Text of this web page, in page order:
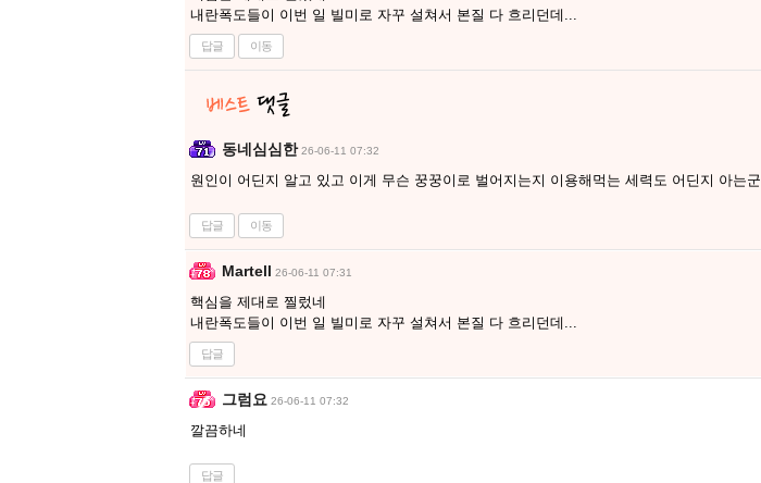
내란폭도들이 이번 일 빌미로 자꾸 설쳐서 본질 다 흐리던데...
답글 이동
동네심심한 26-06-11 07:32
원인이 어딘지 알고 있고 이게 무슨 꿍꿍이로 벌어지는지 이용해먹는 세력도 어딘지 아는군
답글 이동
Martell 26-06-11 07:31
핵심을 제대로 찔렀네
내란폭도들이 이번 일 빌미로 자꾸 설쳐서 본질 다 흐리던데...
답글
그럼요 26-06-11 07:32
깔끔하네
답글